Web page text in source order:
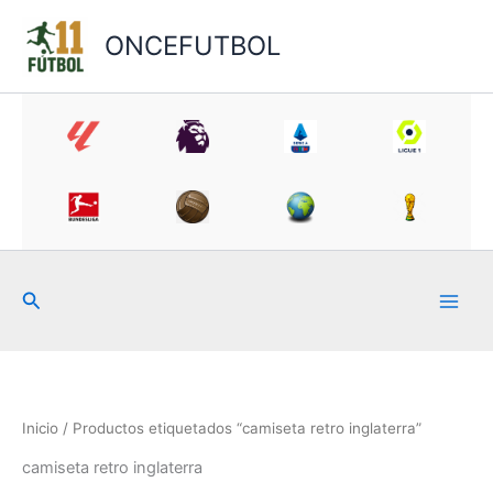
contenido
ONCEFUTBOL
Buscar
Inicio / Productos etiquetados “camiseta retro inglaterra”
camiseta retro inglaterra